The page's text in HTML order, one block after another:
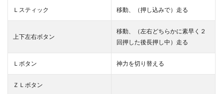
Ｌスティック 移動、（押し込みで）走る
上下左右ボタン
移動、（左右どちらかに素早く２
回押した後長押し中）走る
Ｌボタン 神力を切り替える
ＺＬボタン